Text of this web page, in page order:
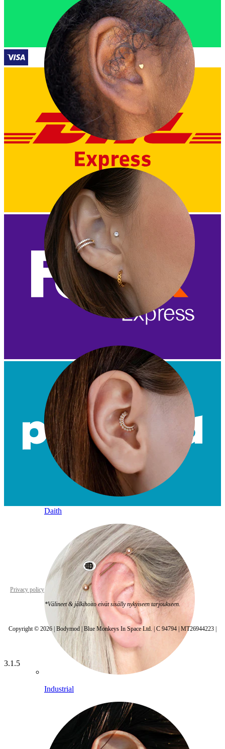
Daith
Industrial
World Wide
Privacy policy Cookie settings
*Välineet & jälkihoito eivät sisälly nykyiseen tarjoukseen.
Copyright © 2026 | Bodymod | Blue Monkeys In Space Ltd. | C 94794 | MT26944223 |
3.1.5